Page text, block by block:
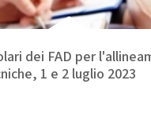
dei FAD per
1 e 2 luglio 2023